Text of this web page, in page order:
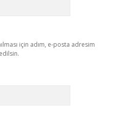
için adım, e-posta adresim